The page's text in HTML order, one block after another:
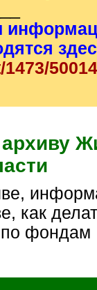
как
фондам